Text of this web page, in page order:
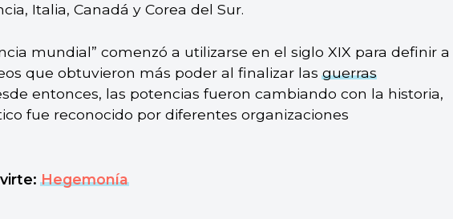
Italia, Canadá y Corea del Sur.
mundial” comenzó a utilizarse en el siglo XIX para definir a
que obtuvieron más poder al finalizar lasguerras
entonces, las potencias fueron cambiando con la historia,
fue reconocido por diferentes organizaciones
Hegemonía